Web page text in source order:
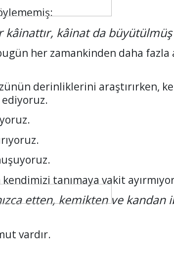
kâinattır, kâinat da
her zamankinden daha fazla
derinliklerini araştırırken,
ediyoruz.
tanımaya vakit
etten, kemikten ve kandan
vardır.